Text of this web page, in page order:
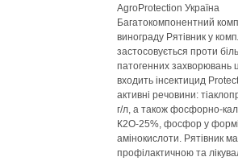
AgroProtection Україна
Багатокомпонентний
винограду Рятівник у
застосовується проти
патогенних захворювань
входить інсектицид
активні речовини:
г/л, а також фосфорно-
К2О-25%, фосфор у
амінокислоти. Рятівник
профілактичною та